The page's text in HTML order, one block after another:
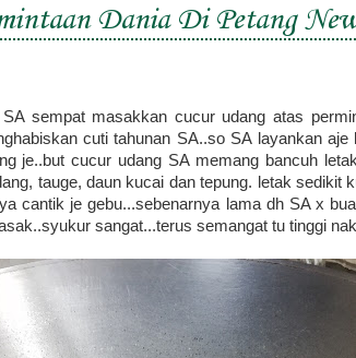
Dania Di Petang
sempat masakkan cucur udang atas
cuti tahunan SA..so SA layankan
je..but cucur udang SA memang bancuh
tauge, daun kucai dan tepung. letak sedikit
cantik je gebu...sebenarnya lama dh SA x
sangat...terus semangat tu tinggi